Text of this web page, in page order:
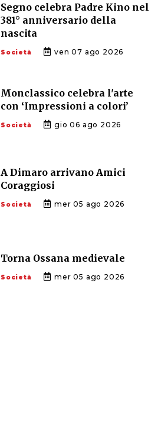
Segno celebra Padre Kino nel
381° anniversario della
nascita
Società ven 07 ago 2026
Monclassico celebra l'arte
con ‘Impressioni a colori’
Società gio 06 ago 2026
A Dimaro arrivano Amici
Coraggiosi
Società mer 05 ago 2026
Torna Ossana medievale
Società mer 05 ago 2026